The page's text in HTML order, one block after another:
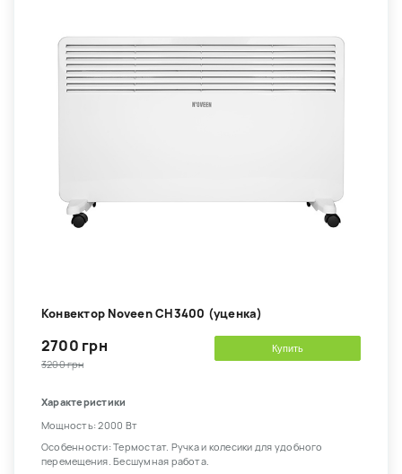
Конвектор Noveen CH3400 (уценка)
2700 грн
3200 грн
Купить
Характеристики
Мощность: 2000 Вт
Особенности: Термостат. Ручка и колесики для удобного
перемещения. Бесшумная работа.